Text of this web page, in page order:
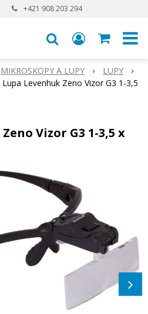
+421 908 203 294
MIKROSKOPY A LUPY
LUPY
Lupa Levenhuk Zeno Vizor G3 1-3,5
Vizor G3 1-3,5 x